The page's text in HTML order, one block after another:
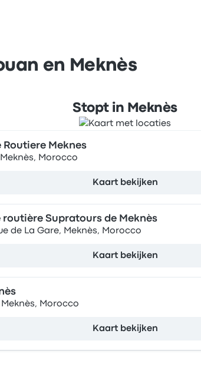
en Meknès
Stopt in Meknès
Routiere Meknes
Meknès, Morocco
Kaart bekijken
routière Supratours de Meknès
de La Gare, Meknès, Morocco
Kaart bekijken
Meknès, Morocco
Kaart bekijken